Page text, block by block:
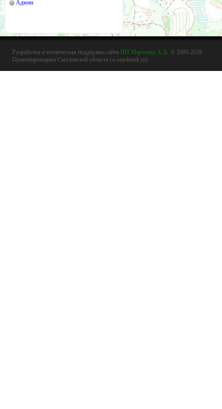
Админ
Разработка и техническая поддержка сайта ИП Марченко А.А. © 2009-2026
Ориентировщики Смоленской области (o-smolensk.ru)